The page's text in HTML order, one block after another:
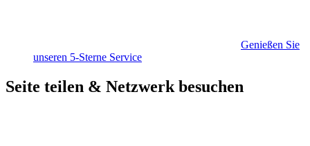
Genießen Sie
unseren 5-Sterne Service
Seite teilen & Netzwerk besuchen